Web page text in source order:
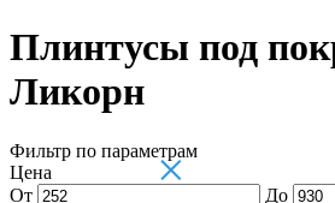
Плинтусы под
Ликорн
Фильтр по параметрам
×
Цена
От
До